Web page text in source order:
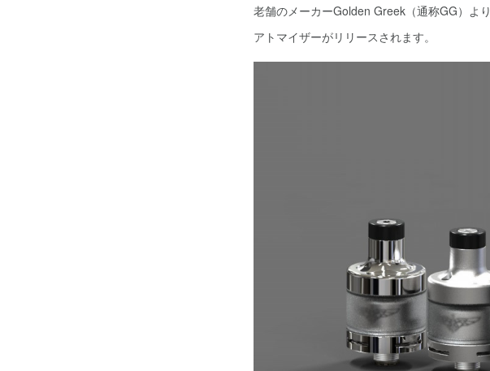
老舗のメーカーGolden Greek（通称GG）より
アトマイザーがリリースされます。